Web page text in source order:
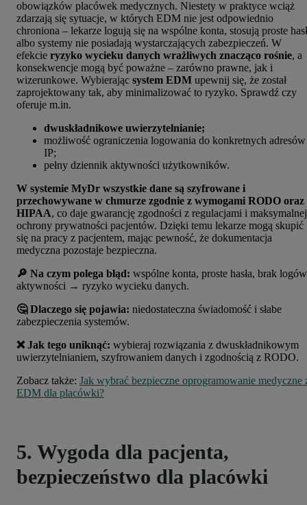
obowiązków placówek medycznych. Niestety w praktyce wciąż
zdarzają się sytuacje, w których EDM nie jest odpowiednio
chroniona – lekarze logują się na wspólne konta, stosują proste
albo systemy nie posiadają wystarczających zabezpieczeń. W
efekcie ryzyko wycieku danych wrażliwych znacząco rośnie, a
konsekwencje mogą być poważne – zarówno prawne, jak i
wizerunkowe. Wybierając system EDM upewnij się, że został
zaprojektowany tak, aby minimalizować to ryzyko. Sprawdź czy
oferuje m.in.
dwuskładnikowe uwierzytelnianie;
możliwość ograniczenia logowania do konkretnych adresów
IP;
pełny dziennik aktywności użytkowników.
W systemie MyDr wszystkie dane są szyfrowane i
przechowywane w chmurze zgodnie z wymogami RODO oraz
HIPAA, co daje gwarancję zgodności z regulacjami i maksymalnej
ochrony prywatności pacjentów. Dzięki temu lekarze mogą skupić
się na pracy z pacjentem, mając pewność, że dokumentacja
medyczna pozostaje bezpieczna.
🔎 Na czym polega błąd: wspólne konta, proste hasła, brak logów
aktywności → ryzyko wycieku danych.
🤔 Dlaczego się pojawia: niedostateczna świadomość i słabe
zabezpieczenia systemów.
❌ Jak tego uniknąć: wybieraj rozwiązania z dwuskładnikowym
uwierzytelnianiem, szyfrowaniem danych i zgodnością z RODO.
Zobacz także: Jak wybrać bezpieczne oprogramowanie medyczne
EDM dla placówki?
5. Wygoda dla pacjenta,
bezpieczeństwo dla placówki